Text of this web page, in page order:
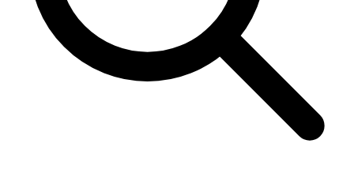
casas blancas evocan la esencia de un pueblo pesquero que ha
sabido mantener su autenticidad a lo largo de los años. Uno de los
puntos más emblemáticos de Conil es su iglesia de Santa Catalina,
construida en el siglo XVI, que destaca por su impresionante
arquitectura y su ubicación privilegiada. Además, el castillo que se
alza en la cima de la colina ofrece vistas panorámicas del océano y